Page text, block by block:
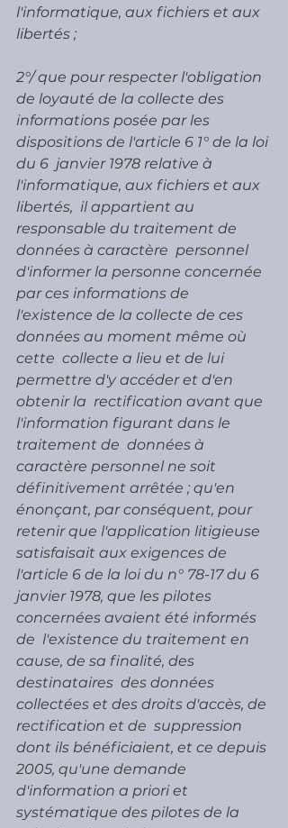
l'informatique, aux fichiers et aux
libertés ;
2°/ que pour respecter l'obligation
de loyauté de la collecte des
informations posée par les
dispositions de l'article 6 1° de la loi
du 6  janvier 1978 relative à
l'informatique, aux fichiers et aux
libertés,  il appartient au
responsable du traitement de
données à caractère  personnel
d'informer la personne concernée
par ces informations de
l'existence de la collecte de ces
données au moment même où
cette  collecte a lieu et de lui
permettre d'y accéder et d'en
obtenir la  rectification avant que
l'information figurant dans le
traitement de  données à
caractère personnel ne soit
définitivement arrêtée ; qu'en
énonçant, par conséquent, pour
retenir que l'application litigieuse
satisfaisait aux exigences de
l'article 6 de la loi du n° 78-17 du 6
janvier 1978, que les pilotes
concernées avaient été informés
de  l'existence du traitement en
cause, de sa finalité, des
destinataires  des données
collectées et des droits d'accès, de
rectification et de  suppression
dont ils bénéficiaient, et ce depuis
2005, qu'une demande
d'information a priori et
systématique des pilotes de la